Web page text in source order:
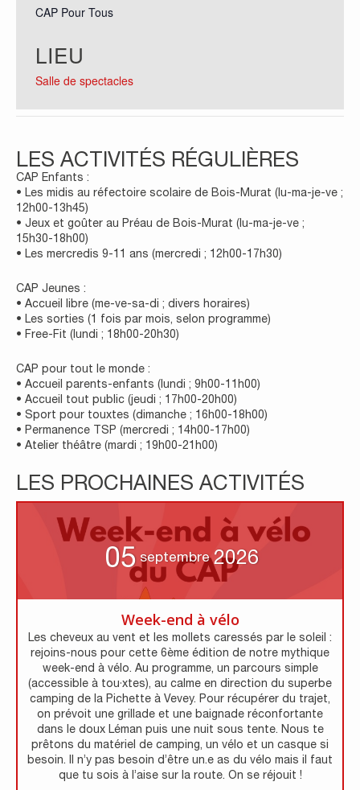
CAP Pour Tous
LIEU
Salle de spectacles
LES ACTIVITÉS RÉGULIÈRES
CAP Enfants :
• Les midis au réfectoire scolaire de Bois-Murat (lu-ma-je-ve ;
12h00-13h45)
• Jeux et goûter au Préau de Bois-Murat (lu-ma-je-ve ;
15h30-18h00)
• Les mercredis 9-11 ans (mercredi ; 12h00-17h30)
CAP Jeunes :
• Accueil libre (me-ve-sa-di ; divers horaires)
• Les sorties (1 fois par mois, selon programme)
• Free-Fit (lundi ; 18h00-20h30)
CAP pour tout le monde :
• Accueil parents-enfants (lundi ; 9h00-11h00)
• Accueil tout public (jeudi ; 17h00-20h00)
• Sport pour touxtes (dimanche ; 16h00-18h00)
• Permanence TSP (mercredi ; 14h00-17h00)
• Atelier théâtre (mardi ; 19h00-21h00)
LES PROCHAINES ACTIVITÉS
05 septembre 2026
Week-end à vélo
Les cheveux au vent et les mollets caressés par le soleil :
rejoins-nous pour cette 6ème édition de notre mythique
week-end à vélo. Au programme, un parcours simple
(accessible à tou·xtes), au calme en direction du superbe
camping de la Pichette à Vevey. Pour récupérer du trajet,
on prévoit une grillade et une baignade réconfortante
dans le doux Léman puis une nuit sous tente. Nous te
prêtons du matériel de camping, un vélo et un casque si
besoin. Il n’y pas besoin d’être un.e as du vélo mais il faut
que tu sois à l’aise sur la route. On se réjouit !